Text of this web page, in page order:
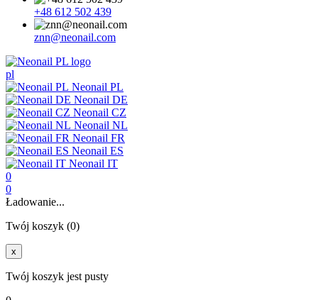
+48 612 502 439
znn@neonail.com
pl
Neonail PL
Neonail DE
Neonail CZ
Neonail NL
Neonail FR
Neonail ES
Neonail IT
0
0
Ładowanie...
Twój koszyk (0)
x
Twój koszyk jest pusty